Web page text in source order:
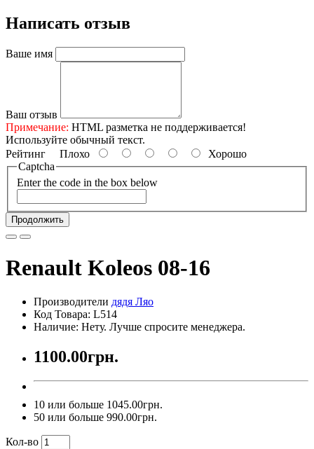
Написать отзыв
Ваше имя
Ваш отзыв
Примечание: HTML разметка не поддерживается!
Используйте обычный текст.
Рейтинг Плохо
Хорошо
Captcha
Enter the code in the box below
Продолжить
Renault Koleos 08-16
Производители дядя Ляо
Код Товара: L514
Наличие: Нету. Лучше спросите менеджера.
1100.00грн.
10 или больше 1045.00грн.
50 или больше 990.00грн.
Кол-во